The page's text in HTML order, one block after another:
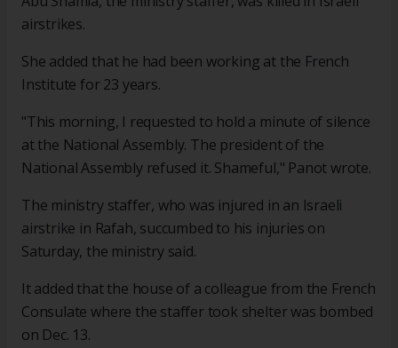
airstrikes.
She added that he had been working at the French
Institute for 23 years.
"This morning, I requested to hold a minute of silence
at the National Assembly. The president of the
National Assembly refused it. Shameful," Panot wrote.
The ministry staffer, who was injured in an Israeli
airstrike in Rafah, succumbed to his injuries on
Saturday, the ministry said.
It added that the house of a colleague from the French
Consulate where the staffer took shelter was bombed
on Dec. 13.